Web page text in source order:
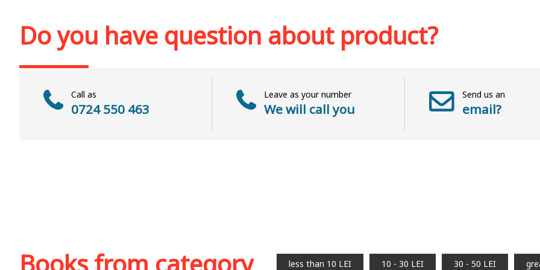
Do you have question about product?
Call as
0724 550 463
Leave as your number
We will call you
Send us an
email?
less than 10 LEI 10 - 30 LEI 30 - 50 LEI